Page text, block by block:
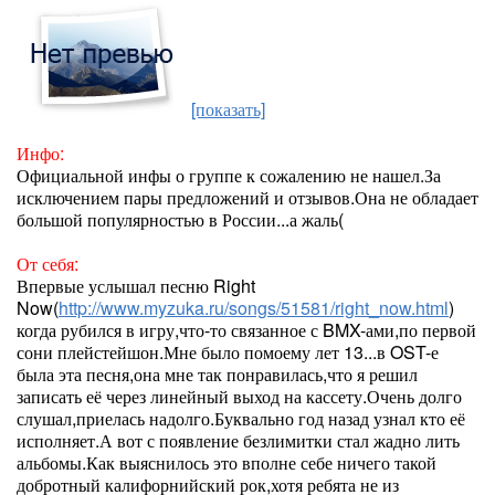
[показать]
Инфо:
Официальной инфы о группе к сожалению не нашел.За
исключением пары предложений и отзывов.Она не обладает
большой популярностью в России...а жаль(
От себя:
Впервые услышал песню Right
Now(http://www.myzuka.ru/songs/51581/right_now.html)
когда рубился в игру,что-то связанное с BMX-ами,по первой
сони плейстейшон.Мне было помоему лет 13...в OST-е
была эта песня,она мне так понравилась,что я решил
записать её через линейный выход на кассету.Очень долго
слушал,приелась надолго.Буквально год назад узнал кто её
исполняет.А вот с появление безлимитки стал жадно лить
альбомы.Как выяснилось это вполне себе ничего такой
добротный калифорнийский рок,хотя ребята не из